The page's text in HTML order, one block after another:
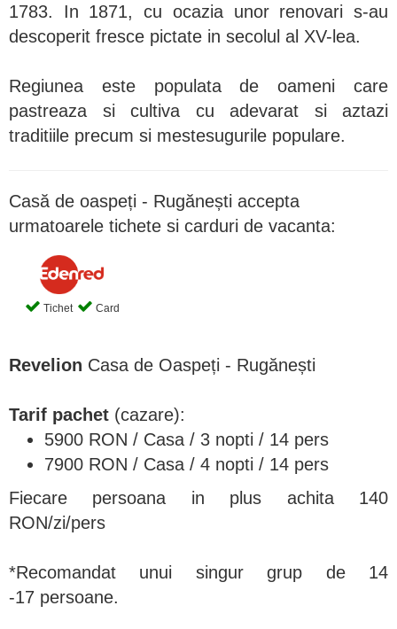
1783. In 1871, cu ocazia unor renovari s-au
descoperit fresce pictate in secolul al XV-lea.
Regiunea este populata de oameni care
pastreaza si cultiva cu adevarat si aztazi
traditiile precum si mestesugurile populare.
Casă de oaspeți - Rugănești accepta
urmatoarele tichete si carduri de vacanta:
Tichet Card
Revelion Casa de Oaspeți - Rugănești
Tarif pachet (cazare):
5900 RON / Casa / 3 nopti / 14 pers
7900 RON / Casa / 4 nopti / 14 pers
Fiecare persoana in plus achita 140
RON/zi/pers
*Recomandat unui singur grup de 14
-17 persoane.